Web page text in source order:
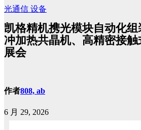
光通信 设备
凯格精机携光模块自动化
冲加热共晶机、高精密接触
展会
作者808, ab
6 月 29, 2026